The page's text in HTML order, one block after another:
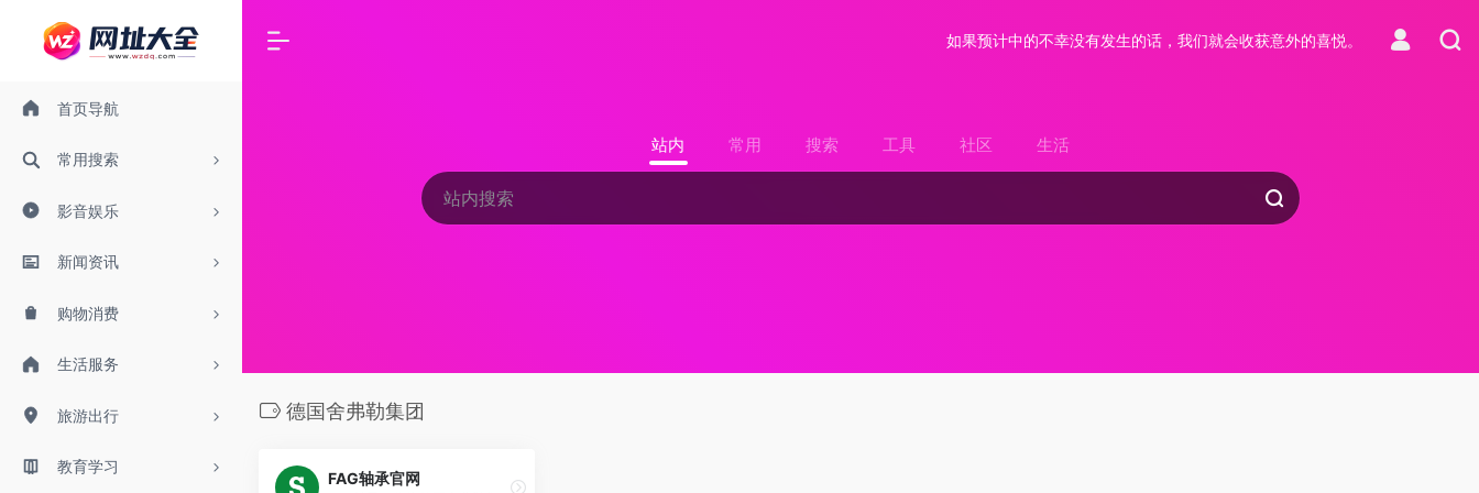
首页导航
常用搜索
影音娱乐
新闻资讯
购物消费
生活服务
旅游出行
教育学习
如果预计中的不幸没有发生的话，我们就会收获意外的喜悦。
站内 常用 搜索 工具 社区 生活
德国舍弗勒集团
FAG轴承官网